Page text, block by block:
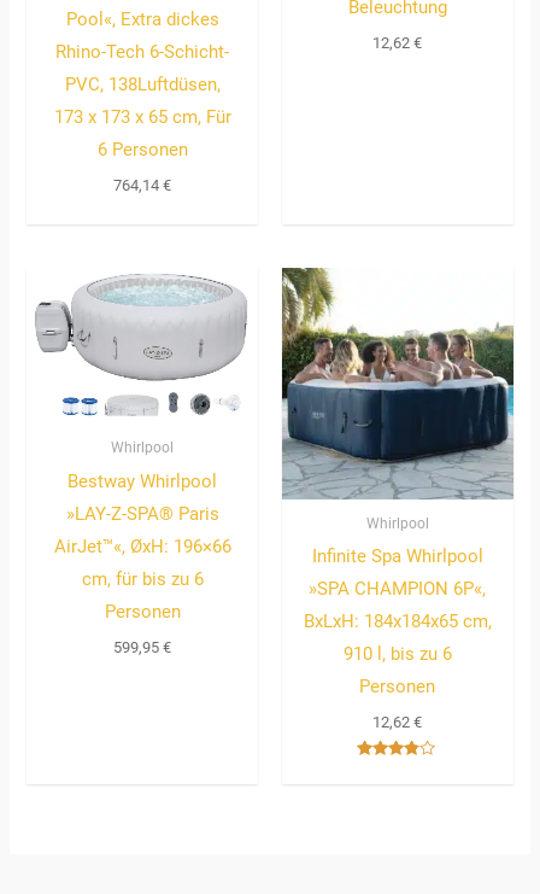
Pool«, Extra dickes
Rhino-Tech 6-Schicht-
PVC, 138Luftdüsen,
173 x 173 x 65 cm, Für
6 Personen
764,14€
Beleuchtung
12,62€
Whirlpool
Bestway Whirlpool
»LAY-Z-SPA® Paris
AirJet™«, ØxH: 196×66
cm, für bis zu 6
Personen
599,95€
Whirlpool
Infinite Spa Whirlpool
»SPA CHAMPION 6P«,
BxLxH: 184x184x65 cm,
910 l, bis zu 6
Personen
12,62€